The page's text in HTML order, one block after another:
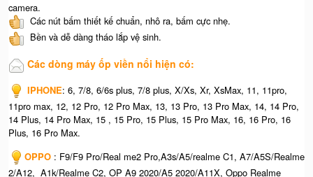
camera.
Các nút bấm thiết kế chuẩn, nhô ra, bấm cực nhẹ.
Bền và dễ dàng tháo lắp vệ sinh.
Các dòng máy ốp viền nổi hiện có:
IPHONE: 6, 7/8, 6/6s plus, 7/8 plus, X/Xs, Xr, XsMax, 11, 11pro,
11pro max, 12, 12 Pro, 12 Pro Max, 13, 13 Pro, 13 Pro Max, 14, 14 Pro,
14 Plus, 14 Pro Max, 15 , 15 Pro, 15 Plus, 15 Pro Max, 16, 16 Pro, 16
Plus, 16 Pro Max.
OPPO : F9/F9 Pro/Real me2 Pro,A3s/A5/realme C1, A7/A5S/Realme
2/A12, A1k/Realme C2, OP A9 2020/A5 2020/A11X, Oppo Realme